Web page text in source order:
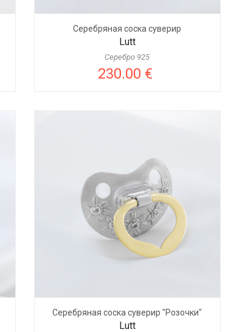
Серебряная соска суверир
Lutt
Серебро 925
230.00 €
Серебряная соска суверир "Розочки"
Lutt